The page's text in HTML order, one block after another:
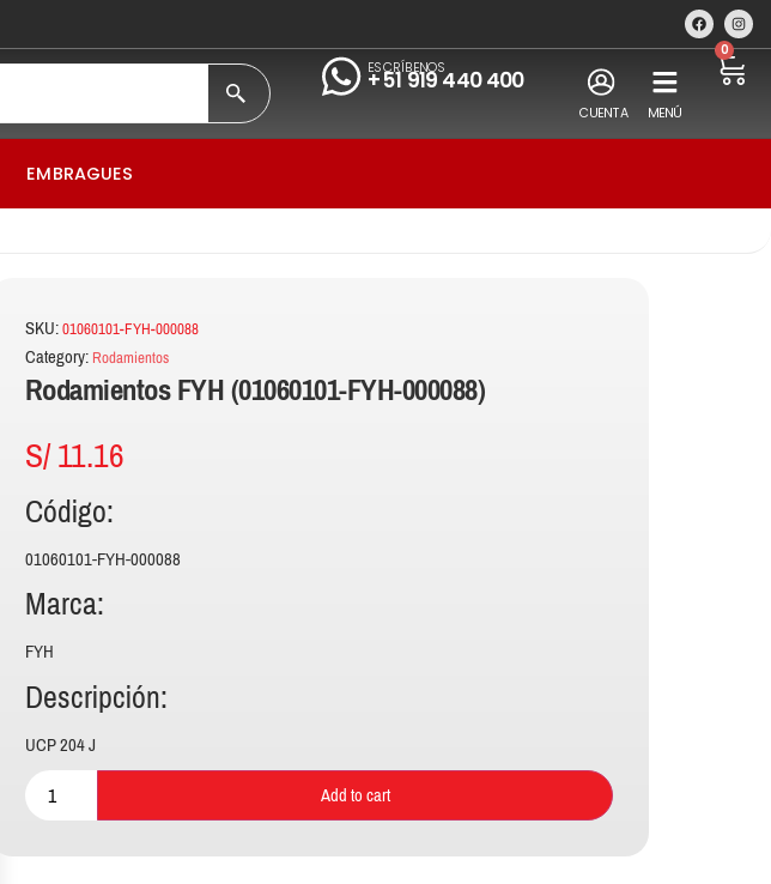
ESCRÍBENOS
+51 919 440 400
CUENTA MENÚ
0
EMBRAGUES
SKU:01060101-FYH-000088
Category: Rodamientos
Rodamientos FYH (01060101-FYH-000088)
S/11.16
Código:
01060101-FYH-000088
Marca:
FYH
Descripción:
UCP 204 J
Add to cart